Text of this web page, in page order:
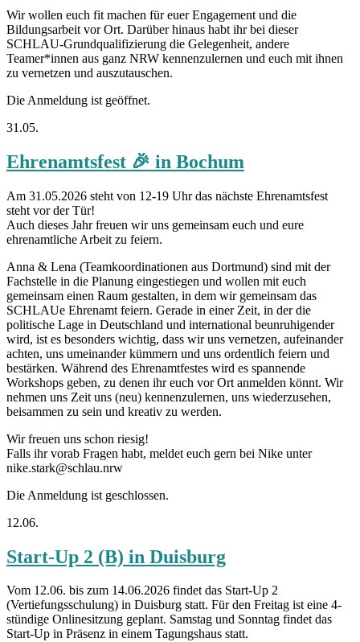
Wir wollen euch fit machen für euer Engagement und die
Bildungsarbeit vor Ort. Darüber hinaus habt ihr bei dieser
SCHLAU-Grundqualifizierung die Gelegenheit, andere
Teamer*innen aus ganz NRW kennenzulernen und euch mit ihnen
zu vernetzen und auszutauschen.
Die Anmeldung ist geöffnet.
31.05.
Ehrenamtsfest 🎉 in Bochum
Am 31.05.2026 steht von 12-19 Uhr das nächste Ehrenamtsfest
steht vor der Tür!
Auch dieses Jahr freuen wir uns gemeinsam euch und eure
ehrenamtliche Arbeit zu feiern.
Anna & Lena (Teamkoordinationen aus Dortmund) sind mit der
Fachstelle in die Planung eingestiegen und wollen mit euch
gemeinsam einen Raum gestalten, in dem wir gemeinsam das
SCHLAUe Ehrenamt feiern. Gerade in einer Zeit, in der die
politische Lage in Deutschland und international beunruhigender
wird, ist es besonders wichtig, dass wir uns vernetzen, aufeinander
achten, uns umeinander kümmern und uns ordentlich feiern und
bestärken. Während des Ehrenamtfestes wird es spannende
Workshops geben, zu denen ihr euch vor Ort anmelden könnt. Wir
nehmen uns Zeit uns (neu) kennenzulernen, uns wiederzusehen,
beisammen zu sein und kreativ zu werden.
Wir freuen uns schon riesig!
Falls ihr vorab Fragen habt, meldet euch gern bei Nike unter
nike.stark@schlau.nrw
Die Anmeldung ist geschlossen.
12.06.
Start-Up 2 (B) in Duisburg
Vom 12.06. bis zum 14.06.2026 findet das Start-Up 2
(Vertiefungsschulung) in Duisburg statt. Für den Freitag ist eine 4-
stündige Onlinesitzung geplant. Samstag und Sonntag findet das
Start-Up in Präsenz in einem Tagungshaus statt.